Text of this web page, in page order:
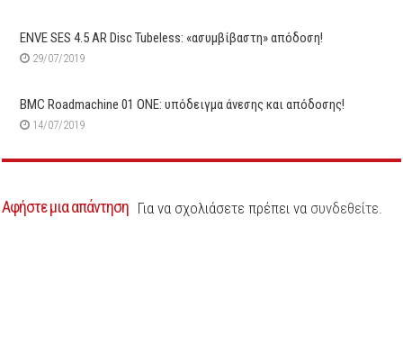
ENVE SES 4.5 AR Disc Tubeless: «ασυμβίβαστη» απόδοση!
29/07/2019
BMC Roadmachine 01 ONE: υπόδειγμα άνεσης και απόδοσης!
14/07/2019
Αφήστε μια απάντηση Για να σχολιάσετε πρέπει να συνδεθείτε.